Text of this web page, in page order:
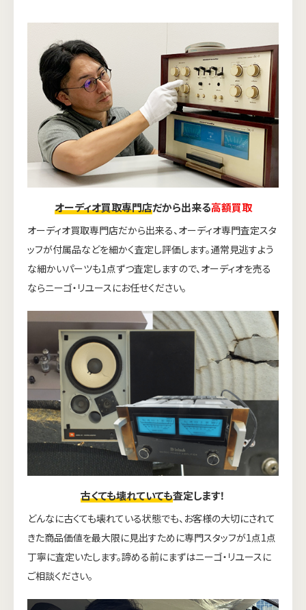
オーディオ買取専門店だから出来る高額買取
オーディオ買取専門店だから出来る、オーディオ専門査定スタ
ッフが付属品などを細かく査定し評価します。通常見逃すよう
な細かいパーツも1点ずつ査定しますので、オーディオを売る
ならニーゴ・リユースにお任せください。
古くても壊れていても査定します！
どんなに古くても壊れている状態でも、お客様の大切にされて
きた商品価値を最大限に見出すために専門スタッフが1点1点
丁寧に査定いたします。諦める前にまずはニーゴ・リユースに
ご相談ください。